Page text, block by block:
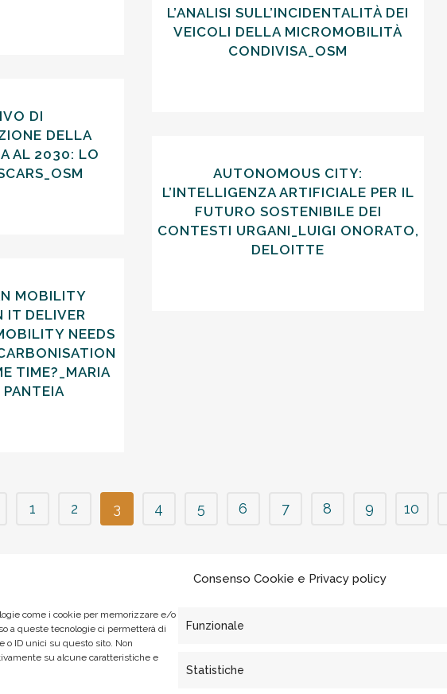
Consenso Cookie e Privacy policy
come i cookie per memorizzare e/o
a queste tecnologie ci permetterà di
o ID unici su questo sito. Non
su alcune caratteristiche e
Funzionale
Statistiche
L’ANALISI SULL’INCIDENTALITÀ DEI
VEICOLI DELLA MICROMOBILITÀ
CONDIVISA_OSM
DI
DELLA
AL 2030: LO
AUTONOMOUS CITY:
L’INTELLIGENZA ARTIFICIALE PER IL
FUTURO SOSTENIBILE DEI
CONTESTI URGANI_LUIGI ONORATO,
DELOITTE
MOBILITY
IT DELIVER
NEEDS
TIME?_MARIA
PANTEIA
1 2 3 4 5 6 7 8 9 10